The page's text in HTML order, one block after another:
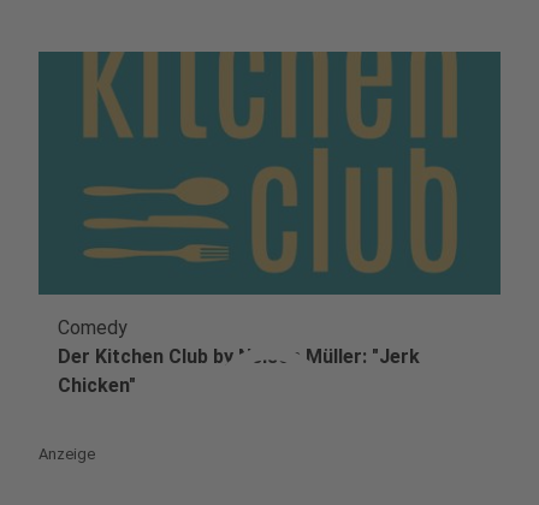
play_circle
Comedy
Der Kitchen Club by Nelson Müller: "Jerk
Chicken"
Anzeige